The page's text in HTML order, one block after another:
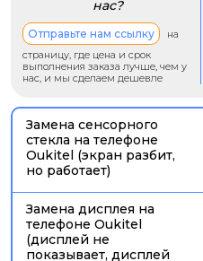
нас?
Отправьте нам ссылку
на
страницу, где цена и срок
выполнения заказа лучше, чем у
нас, и мы сделаем дешевле
Замена сенсорного
стекла на телефоне
Oukitel (экран разбит,
но работает)
Замена дисплея на
телефоне Oukitel
(дисплей не
показывает, дисплей